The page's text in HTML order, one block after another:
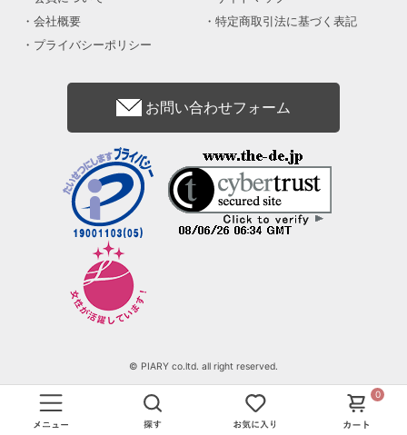
0
会社概要
特定商取引法に基づく表記
プライバシーポリシー
お問い合わせフォーム
© PIARY co.ltd. all right reserved.